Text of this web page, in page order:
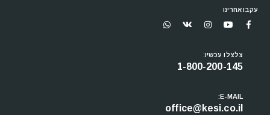
עקבו אחרינו
צלצלו עכשיו:
1-800-200-145
E-MAIL:
office@kesi.co.il